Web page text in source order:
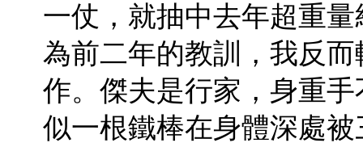
一仗，就抽中去年超重
為前二年的教訓，我反
作。傑夫是行家，身重
似一根鐵棒在身體深處